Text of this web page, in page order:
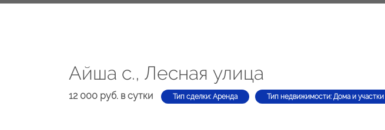
Айша с., Лесная улица
12 000 руб. в сутки Тип сделки: Аренда Тип недвижимости: Дома и